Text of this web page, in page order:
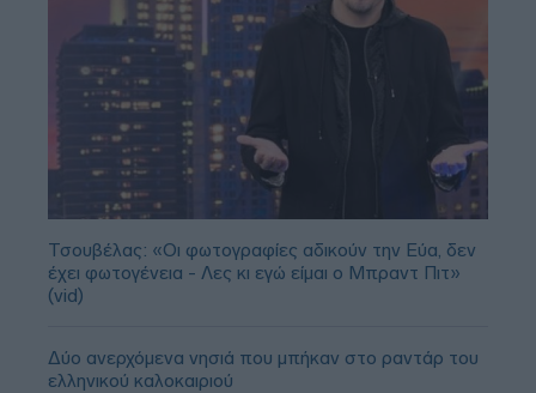
Τσουβέλας: «Οι φωτογραφίες αδικούν την Εύα, δεν
έχει φωτογένεια - Λες κι εγώ είμαι ο Μπραντ Πιτ»
(vid)
Δύο ανερχόμενα νησιά που μπήκαν στο ραντάρ του
ελληνικού καλοκαιριού